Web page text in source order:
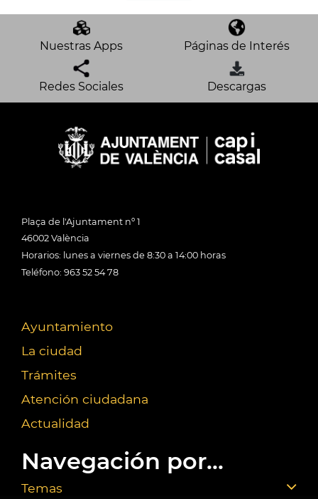
Nuestras Apps Páginas de Interés
Redes Sociales Descargas
Plaça de l'Ajuntament nº 1
46002 València
Horarios: lunes a viernes de 8:30 a 14:00 horas
Teléfono: 963 52 54 78
Ayuntamiento
La ciudad
Trámites
Atención ciudadana
Actualidad
Navegación por...
Temas